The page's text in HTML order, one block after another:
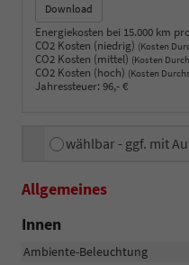
Download
Energiekosten bei 15.000 km
CO2 Kosten (niedrig) (Kosten
CO2 Kosten (mittel) (Kosten
CO2 Kosten (hoch) (Kosten
Jahressteuer: 96,- €
wählbar - ggf. mit
Allgemeines
Innen
Ambiente-Beleuchtung